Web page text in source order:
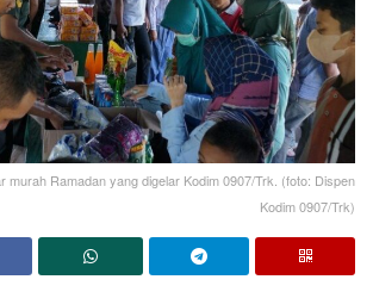
murah Ramadan yang digelar Kodim 0907/Trk. (foto: Dispen
Kodim 0907/Trk)